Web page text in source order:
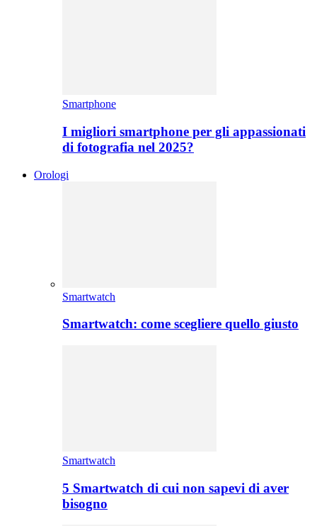
Smartphone
I migliori smartphone per gli appassionati
di fotografia nel 2025?
Orologi
Smartwatch
Smartwatch: come scegliere quello giusto
Smartwatch
5 Smartwatch di cui non sapevi di aver
bisogno